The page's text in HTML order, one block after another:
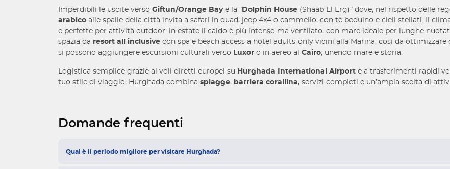
Imperdibili le uscite verso Giftun/Orange Baye la “ Dolphin House (Shaab El Erg)” dove, nel rispetto delle
arabico alle spalle della città invita a safari in quad, jeep 4x4 o cammello, con tè beduino e cieli stellati. Il
e perfette per attività outdoor; in estate il caldo è più intenso ma ventilato, con mare ideale per lunghe
spazia da resort all inclusive con spa e beach access a hotel adults-only vicini alla Marina, così da
si possono aggiungere escursioni culturali verso Luxor o in aereo al Cairo, unendo mare e storia.
Logistica semplice grazie ai voli diretti europei su Hurghada International Airport e a trasferimenti rapidi
tuo stile di viaggio, Hurghada combina spiagge, barriera corallina, servizi completi e un’ampia scelta di
Domande frequenti
Qual è il periodo migliore per visitare Hurghada?